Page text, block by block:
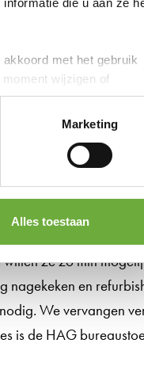
akkoord met het gebruik
moment wijzigen of
Marketing
Alles toestaan
meerder voordelen:
draag je bij aan
comfortabel.
onze eigen
ze zo min
en
We vervangen
is de HAG